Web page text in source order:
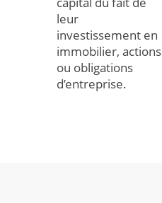
leur
investissement en
immobilier, actions
ou obligations
d’entreprise.